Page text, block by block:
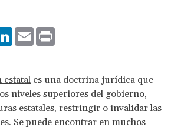
LinkedIn
Email
estatal es una doctrina jurídica que
niveles superiores del gobierno,
estatales, restringir o invalidar las
Se puede encontrar en muchos